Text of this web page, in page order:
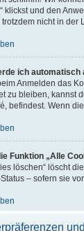
klickst und den
trotzdem nicht in der
ich automatisch
Anmelden das
zu bleiben, kannst
befindest. Wenn
Funktion „Alle
löschen“ löscht
Status – sofern sie